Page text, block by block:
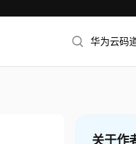
华为云码
关于作